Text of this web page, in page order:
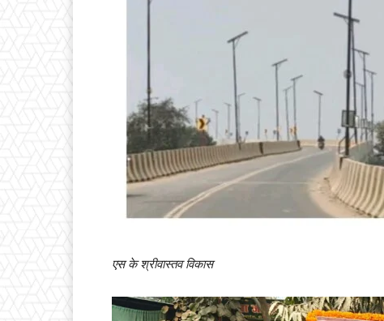
एस के श्रीवास्तव विकास